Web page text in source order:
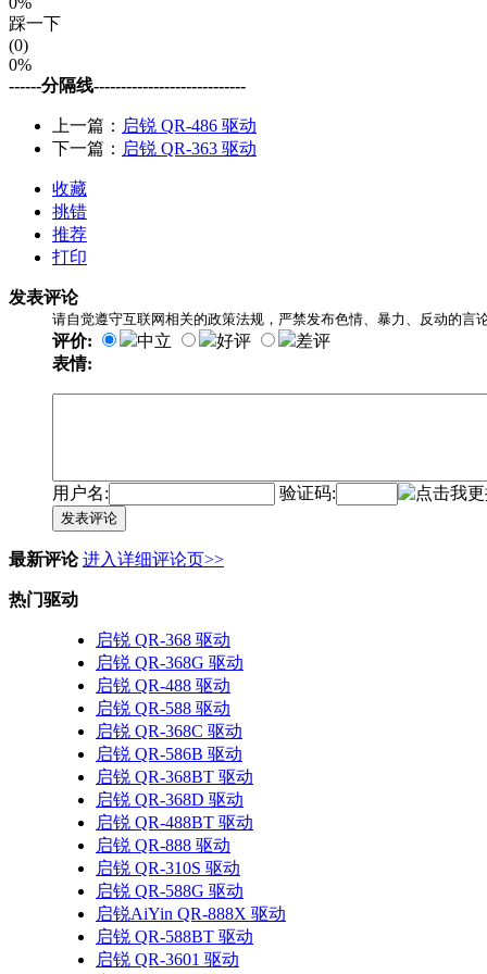
踩一下
(0)
0%
------分隔线----------------------------
上一篇： 启锐 QR-486 驱动
下一篇： 启锐 QR-363 驱动
收藏
挑错
推荐
打印
发表评论
请自觉遵守互联网相关的政策法规，严禁发布色情、暴力、反动的言
评价: 中立 好评
差评
表情:
用户名: 验证码:
发表评论
最新评论 进入详细评论页>>
热门驱动
启锐 QR-368 驱动
启锐 QR-368G 驱动
启锐 QR-488 驱动
启锐 QR-588 驱动
启锐 QR-368C 驱动
启锐 QR-586B 驱动
启锐 QR-368BT 驱动
启锐 QR-368D 驱动
启锐 QR-488BT 驱动
启锐 QR-888 驱动
启锐 QR-310S 驱动
启锐 QR-588G 驱动
启锐AiYin QR-888X 驱动
启锐 QR-588BT 驱动
启锐 QR-3601 驱动